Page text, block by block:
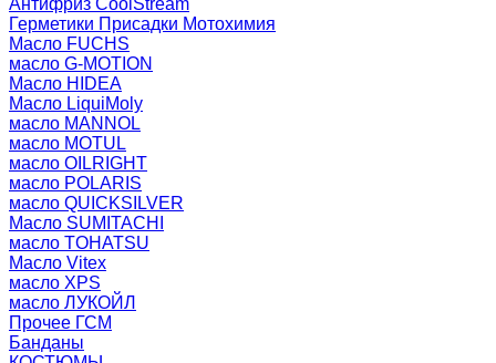
Антифриз CoolStream
Герметики Присадки Мотохимия
Масло FUCHS
масло G-MOTION
Масло HIDEA
Масло LiquiMoly
масло MANNOL
масло MOTUL
масло OILRIGHT
масло POLARIS
масло QUICKSILVER
Масло SUMITACHI
масло TOHATSU
Масло Vitex
масло XPS
масло ЛУКОЙЛ
Прочее ГСМ
Банданы